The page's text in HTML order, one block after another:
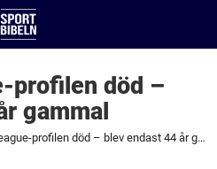
profilen död –
gammal
Premier League-profilen död – blev endast 44 år gammal